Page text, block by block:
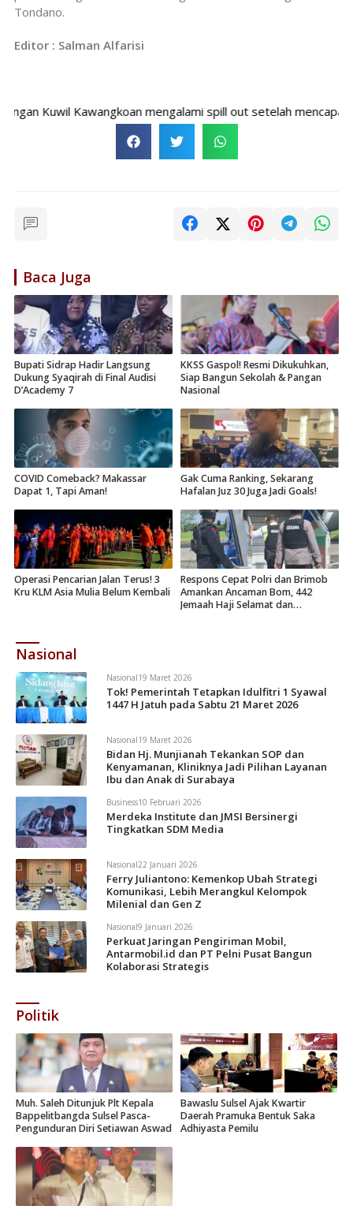
Tondano.
Editor : Salman Alfarisi
Kuwil Kawangkoan mengalami spill out setelah mencapai
Baca Juga
Bupati Sidrap Hadir Langsung
Dukung Syaqirah di Final Audisi
D’Academy 7
KKSS Gaspol! Resmi Dikukuhkan,
Siap Bangun Sekolah & Pangan
Nasional
COVID Comeback? Makassar
Dapat 1, Tapi Aman!
Gak Cuma Ranking, Sekarang
Hafalan Juz 30 Juga Jadi Goals!
Operasi Pencarian Jalan Terus! 3
Kru KLM Asia Mulia Belum Kembali
Respons Cepat Polri dan Brimob
Amankan Ancaman Bom, 442
Jemaah Haji Selamat dan
Nasional
Nasional19 Maret 2026
Tok! Pemerintah Tetapkan Idulfitri 1 Syawal
1447 H Jatuh pada Sabtu 21 Maret 2026
Nasional19 Maret 2026
Bidan Hj. Munjianah Tekankan SOP dan
Kenyamanan, Kliniknya Jadi Pilihan Layanan
Ibu dan Anak di Surabaya
Business10 Februari 2026
Merdeka Institute dan JMSI Bersinergi
Tingkatkan SDM Media
Nasional22 Januari 2026
Ferry Juliantono: Kemenkop Ubah Strategi
Komunikasi, Lebih Merangkul Kelompok
Milenial dan Gen Z
Nasional9 Januari 2026
Perkuat Jaringan Pengiriman Mobil,
Antarmobil.id dan PT Pelni Pusat Bangun
Kolaborasi Strategis
Politik
Muh. Saleh Ditunjuk Plt Kepala
Bappelitbangda Sulsel Pasca-
Pengunduran Diri Setiawan Aswad
Bawaslu Sulsel Ajak Kwartir
Daerah Pramuka Bentuk Saka
Adhiyasta Pemilu